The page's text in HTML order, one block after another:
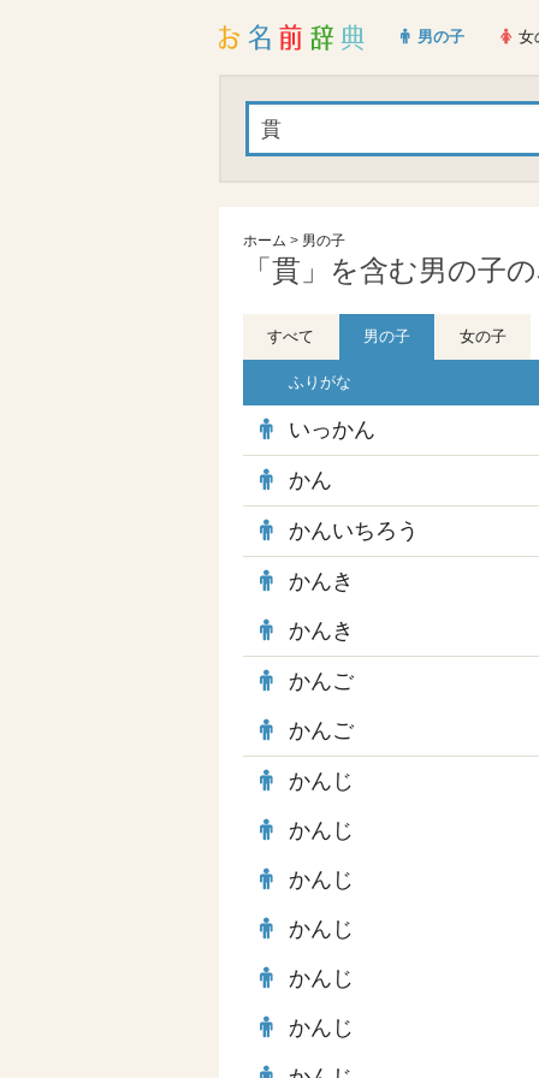
男の子 女
ホーム > 男の子
「貫」を含む男の子
すべて 男の子 女の子
ふりがな
いっかん
かん
かんいちろう
かんき
かんき
かんご
かんご
かんじ
かんじ
かんじ
かんじ
かんじ
かんじ